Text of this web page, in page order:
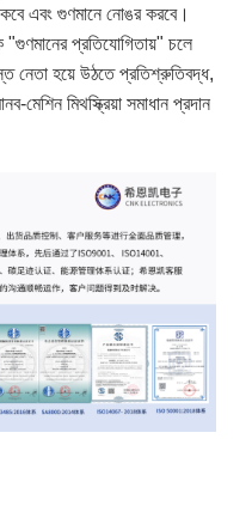
এবং গুণমানে নোঙর করবে।
"গুণমানের প্রতিযোগিতায়" চলে
নেতা হয়ে উঠতে প্রতিশ্রুতিবদ্ধ,
মিথস্ক্রিয়া সমাধান প্রদান